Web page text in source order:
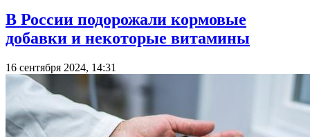
В России подорожали кормовые
добавки и некоторые витамины
16 сентября 2024, 14:31